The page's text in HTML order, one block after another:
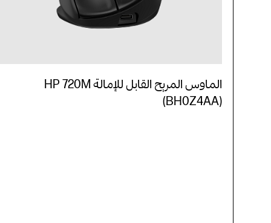
الماوس المريح القابل للإمالة HP 720M
(BH0Z4AA)